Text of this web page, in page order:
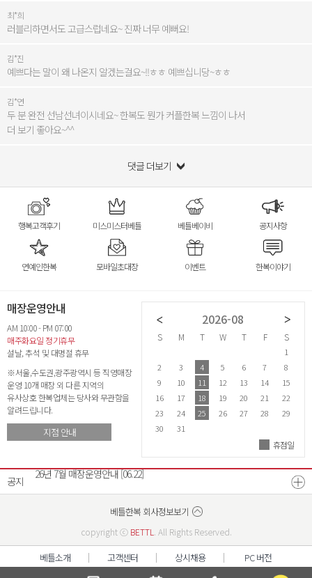
최*희
러블리하면서도 고급스럽네요~ 진짜 너무 예뻐요!
김*진
예쁘다는 말이 왜 나온지 알겠는걸요~!!ㅎㅎ 예쁘십니당~ㅎㅎ
김*연
두 분 완전 선남선녀이시네요~ 한복도 뭔가 커플한복 느낌이 나서
더 보기 좋아요~^^
댓글 더보기
행복고객후기 미스미스터베틀 베틀베이비 공지사항
연예인한복 모바일초대장 이벤트 한복이야기
매장운영안내
AM 10:00 - PM 07:00
매주화요일 정기휴무
설날, 추석 및 대명절 휴무
※서울,수도권,광주광역시 등 직영매장
운영 10개 매장 외 다른 지역의
유사상호 한복업체는 당사와 무관함을
알려드립니다.
지점 안내
2026-07
S M T W
1
7 8 9 10
12
13 14 15 16
19
20 21 22 23 24
26
27 28
2026-08
S M T W T F S
1
2
3 4 5 6 7
8
9
10 11 12 13 14
15
16
17 18 19 20 21
22
23
24 25 26 27 28
29
30
31
휴점일
공지
[07.21]
[06.22]
베스트리워드 선정자 발표[07.18]
베틀한복 매장운영시간 변경안내 [12.26]
베틀한복 회사정보보기
copyright ⓒ BETTL . All Rights Reserved.
베틀소개 고객센터 상시채용 PC 버전